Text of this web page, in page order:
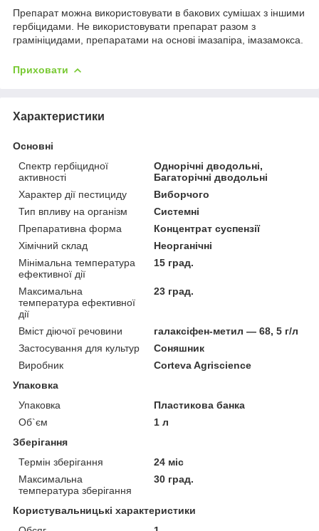
Препарат можна використовувати в бакових сумішах з іншими
гербіцидами. Не використовувати препарат разом з
грамініцидами, препаратами на основі імазапіра, імазамокса.
Приховати
Характеристики
Основні
Спектр гербіцидної
активності
Однорічні дводольні,
Багаторічні дводольні
Характер дії пестициду
Виборчого
Тип впливу на організм
Системні
Препаративна форма
Концентрат суспензії
Хімічний склад
Неорганічні
Мінімальна температура
ефективної дії
15 град.
Максимальна
температура ефективної
дії
23 град.
Вміст діючої речовини
галаксіфен-метил — 68, 5 г/л
Застосування для культур
Соняшник
Виробник
Corteva Agriscience
Упаковка
Упаковка
Пластикова банка
Об`єм
1 л
Зберігання
Термін зберігання
24 міс
Максимальна
температура зберігання
30 град.
Користувальницькі характеристики